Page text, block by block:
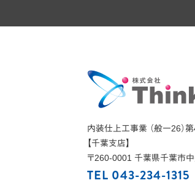
内装仕上工事業 （般一26）
【千葉支店】
〒260-0001 千葉県千葉市
TEL 043-234-1315